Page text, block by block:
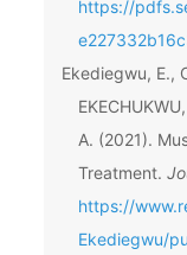
https://
Ekediegwu, E.,
A. (2021).
Treatment.
https://
Ekediegwu/